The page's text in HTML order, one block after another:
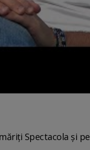
Spectacola și pe